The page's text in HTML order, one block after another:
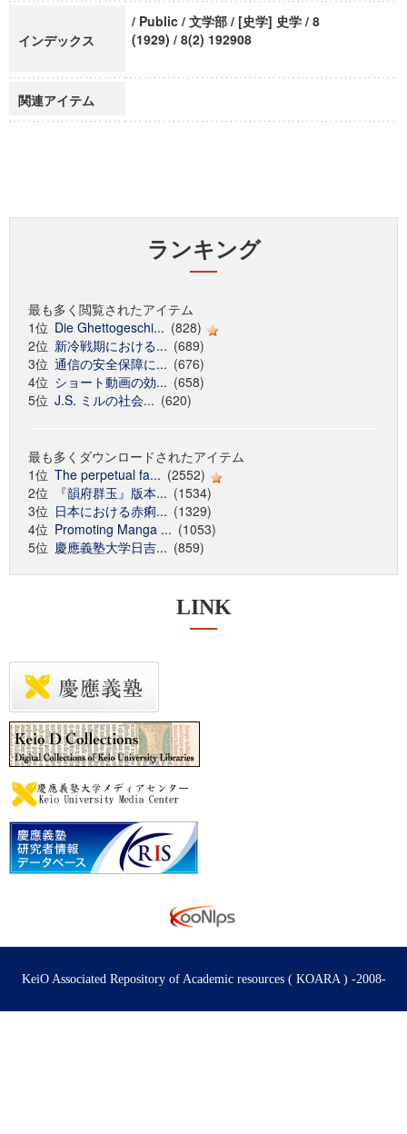
インデックス
/ Public / 文学部 / [史学] 史学 / 8
(1929) / 8(2) 192908
関連アイテム
ランキング
最も多く閲覧されたアイテム
1位 Die Ghettogeschi... (828)
2位 新冷戦期における... (689)
3位 通信の安全保障に... (676)
4位 ショート動画の効... (658)
5位 J.S. ミルの社会... (620)
最も多くダウンロードされたアイテム
1位 The perpetual fa... (2552)
2位
『韻府群玉』版本... (1534)
3位 日本における赤痢... (1329)
4位 Promoting Manga ... (1053)
5位 慶應義塾大学日吉... (859)
LINK
KeiO Associated Repository of Academic resources ( KOARA ) -2008-